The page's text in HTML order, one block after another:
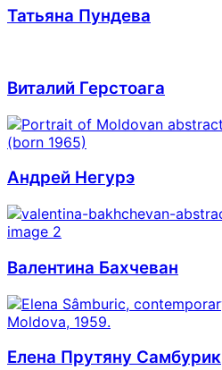
Татьяна Пундева
Виталий Герстоага
Андрей Негурэ
Валентина Бахчеван
Елена Прутяну Самбурик